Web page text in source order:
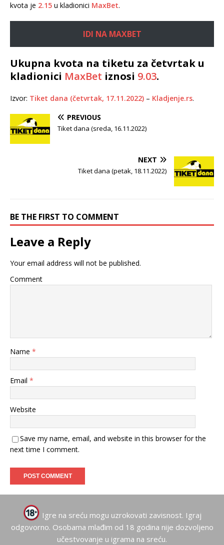
kvota je 2.15 u kladionici MaxBet.
IDI NA MAXBET
Ukupna kvota na tiketu za četvrtak u
kladionici MaxBet iznosi 9.03.
Izvor: Tiket dana (četvrtak, 17.11.2022) – Kladjenje.rs.
PREVIOUS
Tiket dana (sreda, 16.11.2022)
NEXT
Tiket dana (petak, 18.11.2022)
BE THE FIRST TO COMMENT
Leave a Reply
Your email address will not be published.
Comment
Name *
Email *
Website
Save my name, email, and website in this browser for the
next time I comment.
Igre na sreću mogu uzrokovati zavisnost. Igraj
odgovorno. Osobama mlađim od 18 godina nije dozvoljeno
učestvovanje u igrama na sreću.